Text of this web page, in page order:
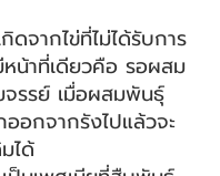
จากไข่ที่ไม่ได้รับการ
น้าที่เดียวคือ รอผสม
รรย์ เมื่อผสมพันธุ์
อกจากรังไปแล้วจะ
ได้